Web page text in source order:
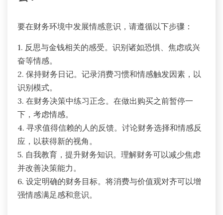
要在财务环境中发展情感意识，请遵循以下步骤：
1. 反思与金钱相关的感受。识别诸如恐惧、焦虑或兴
奋等情感。
2. 保持财务日记。记录消费习惯和情感触发因素，以
识别模式。
3. 在财务决策中练习正念。在做出购买之前暂停一
下，考虑情感。
4. 寻求值得信赖的人的反馈。讨论财务选择和情感反
应，以获得新的视角。
5. 自我教育，提升财务知识。理解财务可以减少焦虑
并改善决策能力。
6. 设定明确的财务目标。将消费与价值观对齐可以增
强情感满足感和意识。